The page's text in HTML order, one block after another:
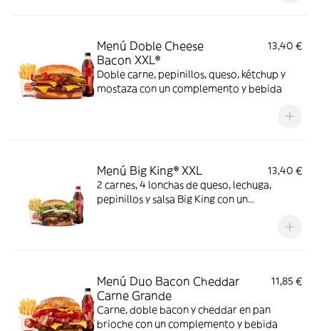
Menú Doble Cheese
Bacon XXL®
13,40 €
Doble carne, pepinillos, queso, kétchup y
mostaza con un complemento y bebida
Menú Big King® XXL
13,40 €
2 carnes, 4 lonchas de queso, lechuga,
pepinillos y salsa Big King con un
Menú Duo Bacon Cheddar
Carne Grande
11,85 €
Carne, doble bacon y cheddar en pan
brioche con un complemento y bebida